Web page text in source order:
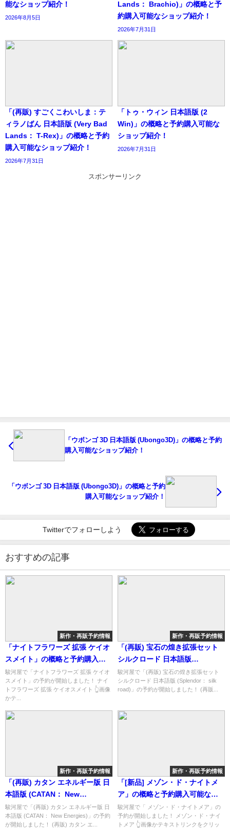
能なショップ紹介！
2026年8月5日
Lands： Brachio)」の概略と予
約購入可能なショップ紹介！
2026年7月31日
「(再販) すごくこわいしま：テ
ィラノばん 日本語版 (Very Bad
Lands： T-Rex)」の概略と予約
購入可能なショップ紹介！
2026年7月31日
「トゥ・ウィン 日本語版 (2
Win)」の概略と予約購入可能な
ショップ紹介！
2026年7月31日
スポンサーリンク
「ウボンゴ 3D 日本語版 (Ubongo3D)」の概略と予約
購入可能なショップ紹介！
「ウボンゴ 3D 日本語版 (Ubongo3D)」の概略と予約
購入可能なショップ紹介！
Twitterでフォローしよう
おすすめの記事
新作・再販予約情報
「ナイトフラワーズ 拡張 ケイオ
スメイト」の概略と予約購入可
能なショップ紹介！
駿河屋で「ナイトフラワーズ 拡張 ケイオ
スメイト」の予約が開始しました！ ナイ
トフラワーズ 拡張 ケイオスメイト 👆画像
かテ...
新作・再販予約情報
「(再販) 宝石の煌き拡張セット
シルクロード 日本語版
(Splendor： silk road)」の概略
と予約購入可能なショップ紹
介！
駿河屋で「(再販) 宝石の煌き拡張セット
シルクロード 日本語版 (Splendor： silk
road)」の予約が開始しました！ (再販...
新作・再販予約情報
「(再販) カタン エネルギー版 日
本語版 (CATAN： New
Energies)」の概略と予約購入可
能なショップ紹介！
駿河屋で「(再販) カタン エネルギー版 日
本語版 (CATAN： New Energies)」の予約
が開始しました！ (再販) カタン エ...
新作・再販予約情報
「[新品] メゾン・ド・ナイトメ
ア」の概略と予約購入可能なシ
ョップ紹介！
駿河屋で「 メゾン・ド・ナイトメア」の
予約が開始しました！ メゾン・ド・ナイ
トメア 👆画像かテキストリンクをクリッ